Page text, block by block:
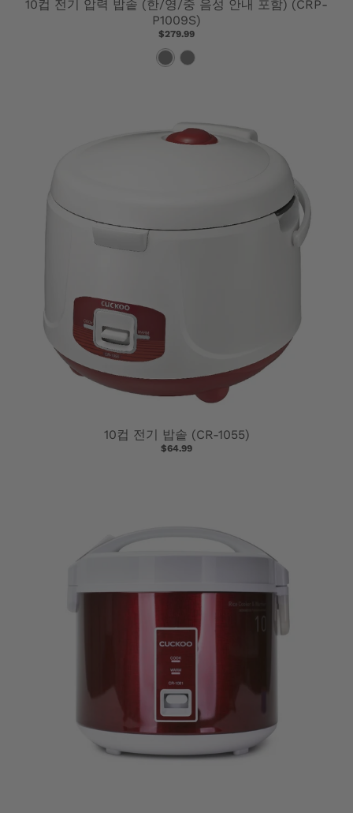
10컵 전기 압력 밥솥 (한/영/중 음성 안내 포함) (CRP-
P1009S)
$279.99
검
흰
10컵 전기 밥솥 (CR-1055)
$64.99